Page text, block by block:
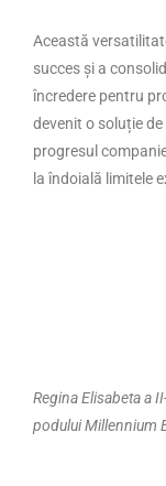
Această
succes și a
încredere pentru
devenit o soluție
progresul
la îndoială limitele
Regina Elisabeta a
podului Millennium